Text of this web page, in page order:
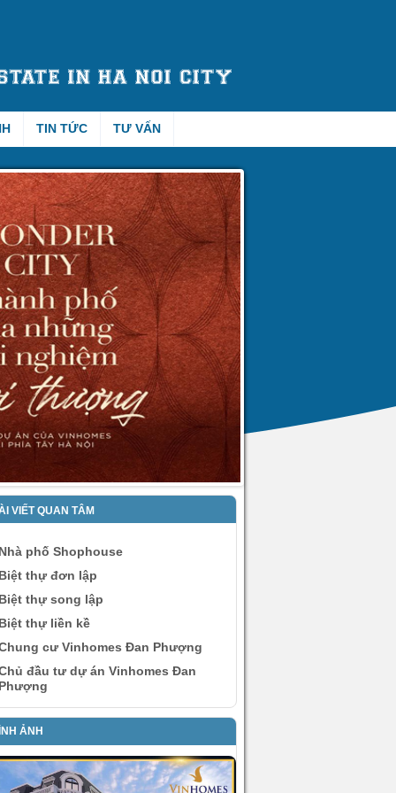
TIN TỨC TƯ VẤN
VIẾT QUAN TÂM
phố Shophouse
thự đơn lập
thự song lập
thự liền kề
cư Vinhomes Đan Phượng
đầu tư dự án Vinhomes Đan
ẢNH